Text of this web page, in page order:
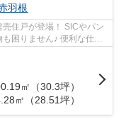
羽根
住戸が登場！ SICやパン
困りません♪ 便利な仕様
㎡（30.3坪）
㎡（28.51坪）